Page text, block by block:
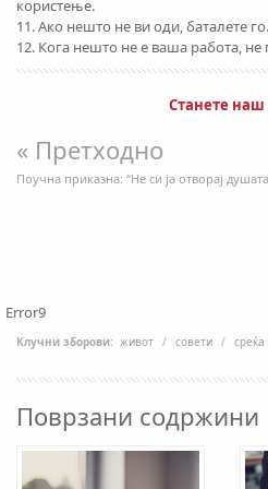
користење.
11. Ако нешто не ви оди, баталете го.
12. Кога нешто не е ваша работа, не
Станете наш
« Претходно
Поучна приказна: “Не си ја отворај
Error9
Клучни зборови: живот / совети / среќа
Поврзани содржини